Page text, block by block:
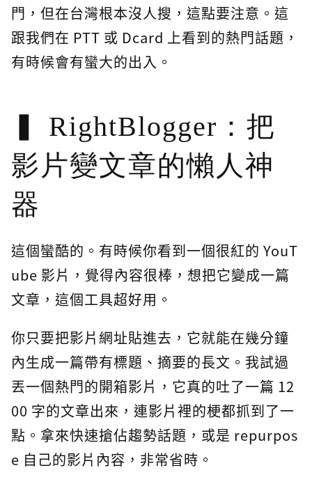
門，但在台灣根本沒人搜，這點要注意。這
跟我們在 PTT 或 Dcard 上看到的熱門話題，
有時候會有蠻大的出入。
RightBlogger：把
影片變文章的懶人神
器
這個蠻酷的。有時候你看到一個很紅的 YouT
ube 影片，覺得內容很棒，想把它變成一篇
文章，這個工具超好用。
你只要把影片網址貼進去，它就能在幾分鐘
內生成一篇帶有標題、摘要的長文。我試過
丟一個熱門的開箱影片，它真的吐了一篇 12
00 字的文章出來，連影片裡的梗都抓到了一
點。拿來快速搶佔趨勢話題，或是 repurpos
e 自己的影片內容，非常省時。